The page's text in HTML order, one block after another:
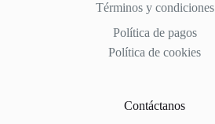
Términos y condiciones
Política de pagos
Política de cookies
Contáctanos